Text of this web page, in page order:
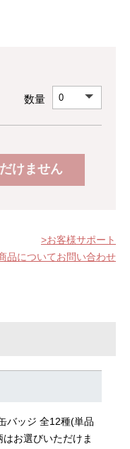
数量
けません
お客様サポート
品についてお問い合わせ
バッジ 全12種(単品
お選びいただけま